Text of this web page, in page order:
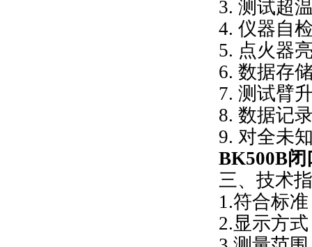
3. 测试超
4. 仪器自
5. 点火器
6. 数据存
7. 测试臂
8. 数据记
9. 对全未
BK500B闭
三、技术
1.符合标
2.显示方